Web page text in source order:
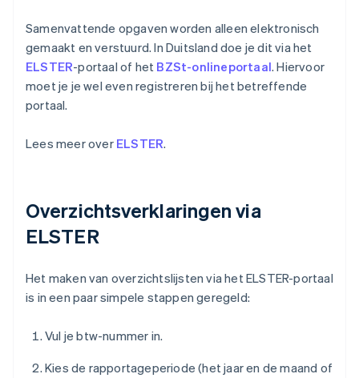
Samenvattende opgaven worden alleen elektronisch
gemaakt en verstuurd. In Duitsland doe je dit via het
ELSTER-portaal of het BZSt-onlineportaal. Hiervoor
moet je je wel even registreren bij het betreffende
portaal.
Lees meer over ELSTER.
Overzichtsverklaringen via
ELSTER
Het maken van overzichtslijsten via het ELSTER-portaal
is in een paar simpele stappen geregeld:
Vul je btw-nummer in.
Kies de rapportageperiode (het jaar en de maand of